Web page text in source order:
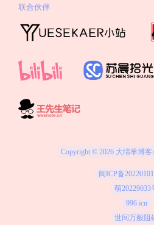
发来一张插件后台的截图，顺手还
联合伙伴
Copyright © 2026大绵羊博客
闽ICP备
萌20229033
996.icu
世间万般阻